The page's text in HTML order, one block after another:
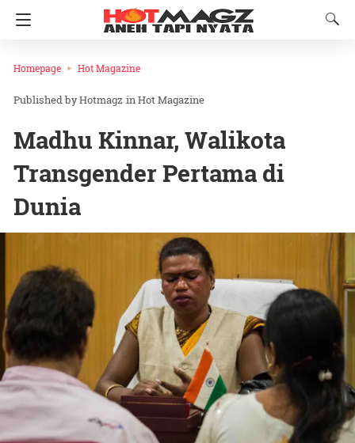
Homepage Hot Magazine
Hotmagz inHot Magazine
Madhu Kinnar, Walikota
Transgender Pertama di
Dunia